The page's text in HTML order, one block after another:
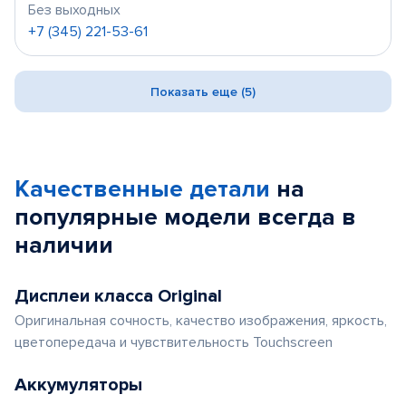
Без выходных
+7 (345) 221-53-61
Показать еще (5)
Качественные детали на
популярные модели всегда в
наличии
Дисплеи класса Original
Оригинальная сочность, качество изображения, яркость,
цветопередача и чувствительность Touchscreen
Аккумуляторы